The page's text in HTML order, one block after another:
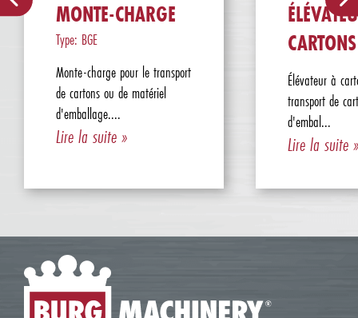
MONTE-CHARGE
Type: BGE
Monte-charge pour le transport
de cartons ou de matériel
d'emballage....
Lire la suite »
CARTONS
Élévateur à
transport de
d'embal...
Lire la suite